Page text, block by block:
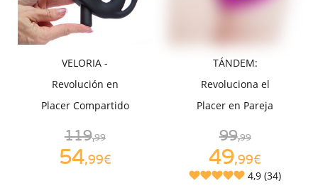
VELORIA -
Revolución en
Placer Compartido
119,99
54,99€
TÁNDEM:
Revoluciona el
Placer en Pareja
99,99
49,99€
4,9 (34)